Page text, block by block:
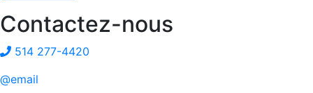
Contactez-nous
514 277-4420
@email